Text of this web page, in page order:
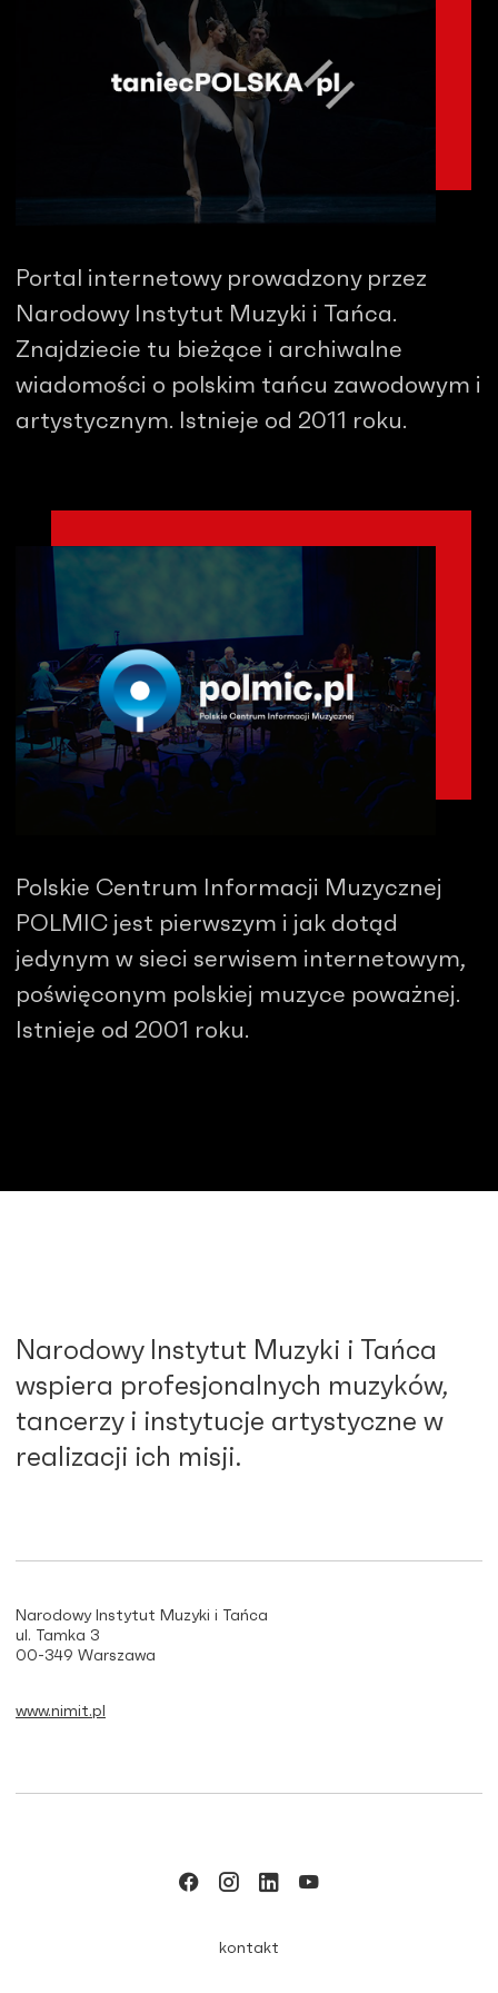
Portal internetowy prowadzony przez
Narodowy Instytut Muzyki i Tańca.
Znajdziecie tu bieżące i archiwalne
wiadomości o polskim tańcu zawodowym i
artystycznym. Istnieje od 2011 roku.
Polskie Centrum Informacji Muzycznej
POLMIC jest pierwszym i jak dotąd
jedynym w sieci serwisem internetowym,
poświęconym polskiej muzyce poważnej.
Istnieje od 2001 roku.
Narodowy Instytut Muzyki i Tańca
wspiera profesjonalnych muzyków,
tancerzy i instytucje artystyczne w
realizacji ich misji.
Narodowy Instytut Muzyki i Tańca
ul. Tamka 3
00-349 Warszawa
www.nimit.pl
kontakt